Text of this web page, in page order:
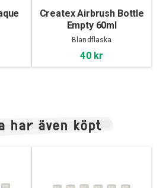
Createx Airbrush Bottle
Empty 60ml
Blandflaska
40 kr
har även köpt